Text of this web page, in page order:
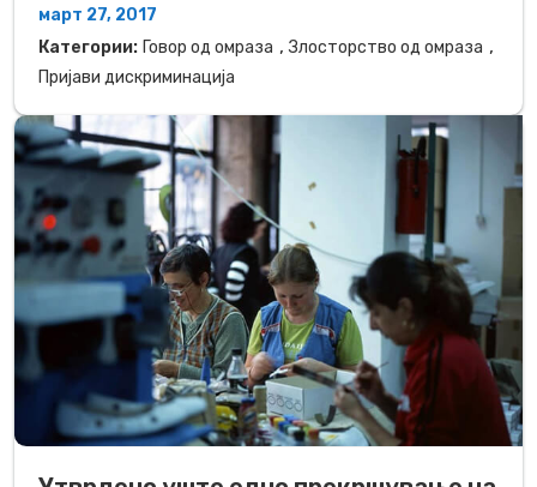
март 27, 2017
Категории: Говор од омраза ,Злосторство од омраза ,
Пријави дискриминација